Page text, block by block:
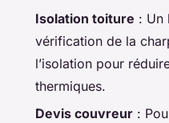
Isolation toiture : Un
vérification de la
l’isolation pour
thermiques.
Devis couvreur :